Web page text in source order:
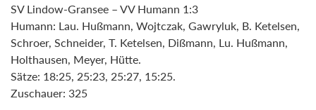
SV Lindow-Gransee – VV Humann 1:3
Humann: Lau. Hußmann, Wojtczak, Gawryluk, B. Ketelsen,
Schroer, Schneider, T. Ketelsen, Dißmann, Lu. Hußmann,
Holthausen, Meyer, Hütte.
Sätze: 18:25, 25:23, 25:27, 15:25.
Zuschauer: 325